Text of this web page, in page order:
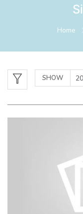
Home
SHOW